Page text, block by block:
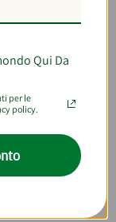
prodotto
Qui Da
per le
policy.